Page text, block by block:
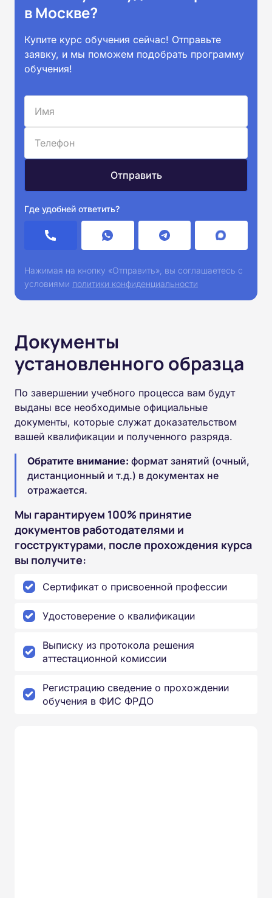
в Москве?
Купите курс обучения сейчас! Отправьте
заявку, и мы поможем подобрать программу
обучения!
Где удобней ответить?
Нажимая на кнопку «Отправить», вы соглашаетесь с
условиями политики конфиденциальности
Документы
установленного образца
По завершении учебного процесса вам будут
выданы все необходимые официальные
документы, которые служат доказательством
вашей квалификации и полученного разряда.
Обратите внимание: формат занятий (очный,
дистанционный и т.д.) в документах не
отражается.
Мы гарантируем 100% принятие
документов работодателями и
госструктурами, после прохождения курса
вы получите:
Сертификат о присвоенной профессии
Удостоверение о квалификации
Выписку из протокола решения
аттестационной комиссии
Регистрацию сведение о прохождении
обучения в ФИС ФРДО